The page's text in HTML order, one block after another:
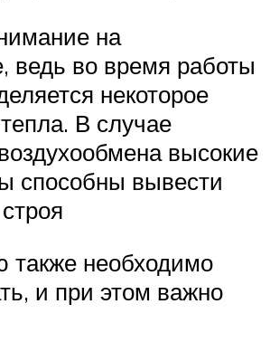
на
ведь во время работы
некоторое
В случае
высокие
способны вывести
также необходимо
и при этом важно